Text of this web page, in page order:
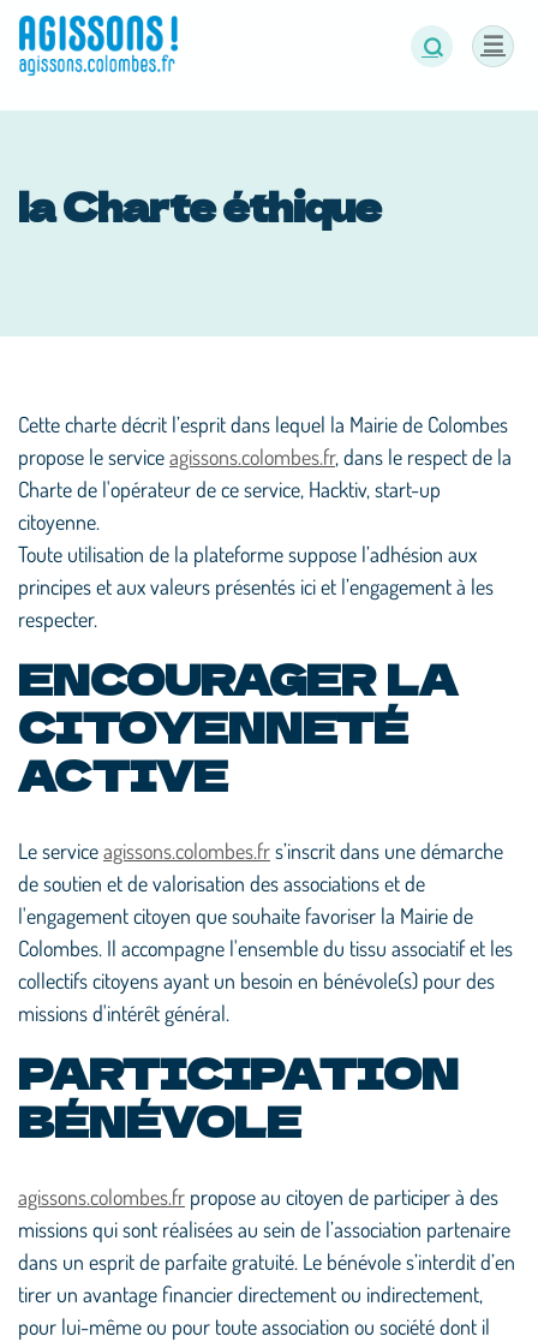
la Charte éthique
Cette charte décrit l’esprit dans lequel la Mairie de Colombes
propose le serviceagissons.colombes.fr, dans le respect de la
Charte de l'opérateur de ce service, Hacktiv, start-up
citoyenne.
Toute utilisation de la plateforme suppose l’adhésion aux
principes et aux valeurs présentés ici et l’engagement à les
respecter.
ENCOURAGER LA
CITOYENNETÉ
ACTIVE
Le serviceagissons.colombes.frs’inscrit dans une démarche
de soutien et de valorisation des associations et de
l'engagement citoyen que souhaite favoriser la Mairie de
Colombes. Il accompagne l'ensemble du tissu associatif et les
collectifs citoyens ayant un besoin en bénévole(s) pour des
missions d'intérêt général.
PARTICIPATION
BÉNÉVOLE
agissons.colombes.fr propose au citoyen de participer à des
missions qui sont réalisées au sein de l’association partenaire
dans un esprit de parfaite gratuité. Le bénévole s’interdit d’en
tirer un avantage financier directement ou indirectement,
pour lui-même ou pour toute association ou société dont il
Panneau de gestion des cookies